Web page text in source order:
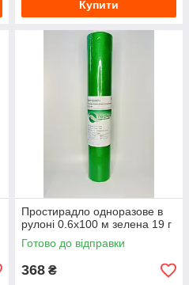
Купити
Простирадло одноразове в
рулоні 0.6х100 м зелена 19 г
Готово до відправки
368 ₴